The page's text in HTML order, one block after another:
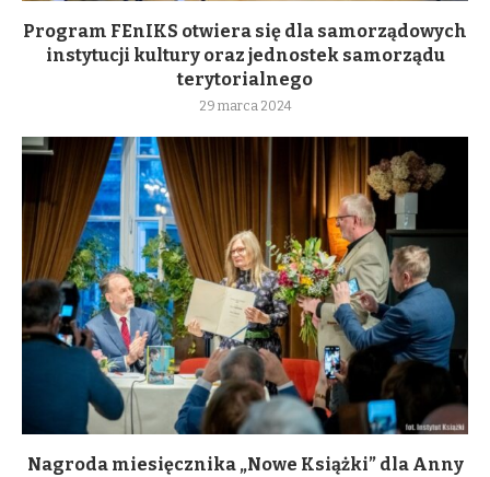
Program FEnIKS otwiera się dla samorządowych
instytucji kultury oraz jednostek samorządu
terytorialnego
29 marca 2024
Nagroda miesięcznika „Nowe Książki” dla Anny